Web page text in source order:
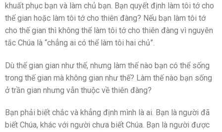
khuất phục bạn và làm chủ bạn. Bạn quyết định làm tôi tớ cho
thế gian hoặc làm tôi tớ cho thiên đàng? Nếu bạn làm tôi tớ
cho thế gian thì không thể làm tôi tớ cho thiên đàng vì nguyên
tắc Chúa là “chẳng ai có thể làm tôi hai chủ”.
Dù thế gian gian như thế, nhưng làm thế nào bạn có thể sống
trong thế gian mà không gian như thế? Làm thế nào bạn sống
ở trần gian nhưng vẫn thuộc về thiên đàng?
Bạn phải biết chắc và khẳng định mình là ai. Bạn là người đã
biết Chúa, khác với người chưa biết Chúa. Bạn là người được